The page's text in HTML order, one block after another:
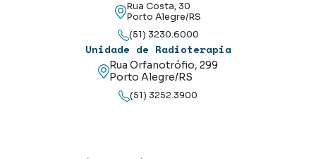
Rua Costa, 30
Porto Alegre/RS
(51) 3230.6000
Unidade de Radioterapia
Rua Orfanotrófio, 299
Porto Alegre/RS
(51) 3252.3900